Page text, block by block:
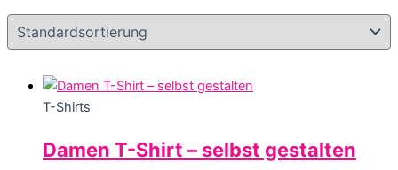
T-Shirts
Damen T-Shirt – selbst gestalten